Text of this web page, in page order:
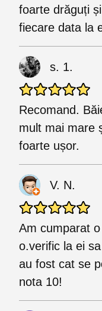
foarte drăguți
fiecare data la
s. 1.
Recomand.
mult mai mare
foarte ușor.
V. N.
Am cumparat
o.verific la ei
au fost cat se
nota 10!